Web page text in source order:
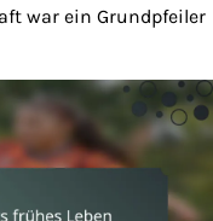
war ein Grundpfeiler